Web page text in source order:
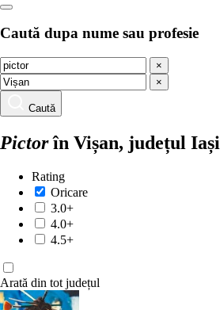
Caută dupa nume sau profesie
×
×
Caută
Pictorîn Vișan, județul Iași
Rating
Oricare
3.0+
4.0+
4.5+
Arată din tot județul